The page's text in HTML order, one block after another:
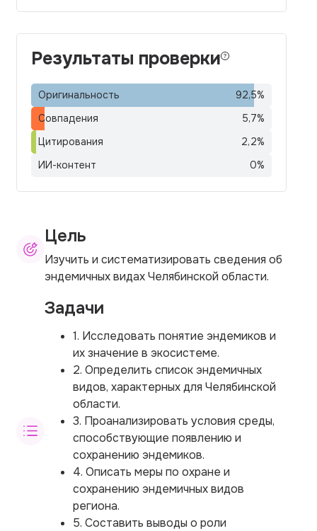
Результаты проверки
Оригинальность 92,5%
Совпадения
5,7%
Цитирования
2,2%
ИИ-контент
0%
Цель
Изучить и систематизировать сведения об
эндемичных видах Челябинской области.
Задачи
1. Исследовать понятие эндемиков и
их значение в экосистеме.
2. Определить список эндемичных
видов, характерных для Челябинской
области.
3. Проанализировать условия среды,
способствующие появлению и
сохранению эндемиков.
4. Описать меры по охране и
сохранению эндемичных видов
региона.
5. Составить выводы о роли